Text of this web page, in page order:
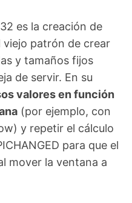
es la creación de
viejo patrón de crear
y tamaños fijos
de servir. En su
valores en función
(por ejemplo, con
y repetir el cálculo
para que el
mover la ventana a